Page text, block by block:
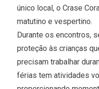
único local, o Crase
matutino e vespertino.
Durante os encontros,
proteção às crianças
precisam trabalhar
férias tem atividades